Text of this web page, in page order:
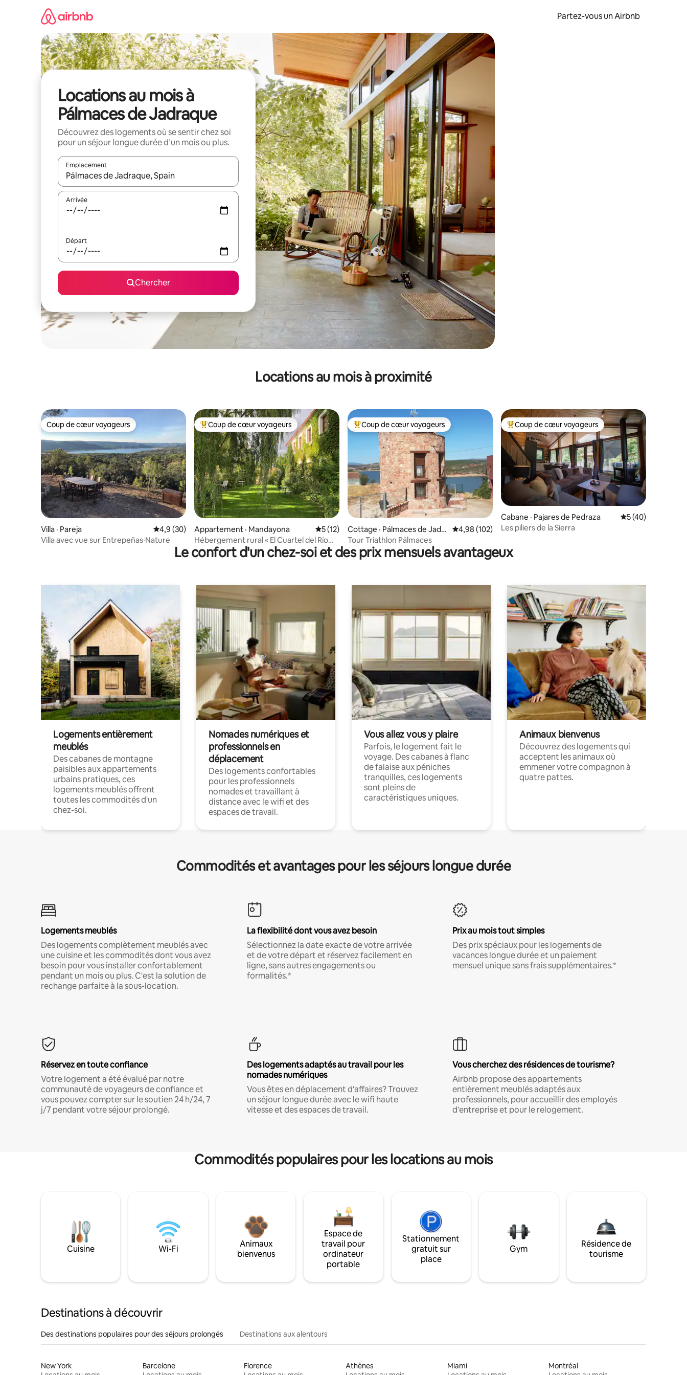
Partez-vous un Airbnb
Locations au mois à
Pálmaces de Jadraque
Découvrez des logements où se sentir chez soi
pour un séjour longue durée d’un mois ou plus.
Emplacement
Quand les résultats sont affichés, parcourez-les en utilisant les flèches vers le haut et vers le bas, ou en appuyant dessus et en les faisant glisser.
Arrivée
Départ
Chercher
Locations au mois à proximité
Coup de cœur voyageurs
Coup de cœur voyageurs
Villa · Pareja Note moyenne de 4,9 sur 5, 30 commentaires
4,9 (30)
Villa avec vue sur Entrepeñas·Nature
Coup de cœur voyageurs parmi les plus aimés
Coup de cœur voyageurs
Appartement · Mandayona Note moyenne de 5 sur 5, 12 commentaires
5 (12)
Hébergement rural « El Cuartel del Río
Dulce »
Coup de cœur voyageurs parmi les plus aimés
Coup de cœur voyageurs
Cottage · Pálmaces de Jadra
que
Note moyenne de 4,98 sur 5, 102 commentaires
4,98 (102)
Tour Triathlon Pálmaces
Coup de cœur voyageurs parmi les plus aimés
Coup de cœur voyageurs
Cabane · Pajares de Pedraza Note moyenne de
5 (40)
Les piliers de la Sierra
Le confort d'un chez-soi et des prix mensuels avantageux
Logements entièrement
meublés
Des cabanes de montagne
paisibles aux appartements
urbains pratiques, ces
logements meublés offrent
toutes les commodités d'un
chez-soi.
Nomades numériques et
professionnels en
déplacement
Des logements confortables
pour les professionnels
nomades et travaillant à
distance avec le wifi et des
espaces de travail.
Vous allez vous y plaire
Parfois, le logement fait le
voyage. Des cabanes à flanc
de falaise aux péniches
tranquilles, ces logements
sont pleins de
caractéristiques uniques.
Animaux bienvenus
Découvrez des logements qui
acceptent les animaux où
emmener votre compagnon à
quatre pattes.
Commodités et avantages pour les séjours longue durée
Logements meublés
Des logements complètement meublés avec
une cuisine et les commodités dont vous avez
besoin pour vous installer confortablement
pendant un mois ou plus. C'est la solution de
rechange parfaite à la sous-location.
La flexibilité dont vous avez besoin
Sélectionnez la date exacte de votre arrivée
et de votre départ et réservez facilement en
ligne, sans autres engagements ou
formalités.*
Prix au mois tout simples
Des prix spéciaux pour les logements de
vacances longue durée et un paiement
mensuel unique sans frais supplémentaires.*
Réservez en toute confiance
Votre logement a été évalué par notre
communauté de voyageurs de confiance et
vous pouvez compter sur le soutien 24 h/24, 7
j/7 pendant votre séjour prolongé.
Des logements adaptés au travail pour les
nomades numériques
Vous êtes en déplacement d'affaires? Trouvez
un séjour longue durée avec le wifi haute
vitesse et des espaces de travail.
Vous cherchez des résidences de tourisme?
Airbnb propose des appartements
entièrement meublés adaptés aux
professionnels, pour accueillir des employés
d'entreprise et pour le relogement.
Commodités populaires pour les locations au mois
Cuisine Wi-Fi
Animaux
bienvenus
Espace de
travail pour
ordinateur
portable
Stationnement
gratuit sur
place
Gym
Résidence de
tourisme
Destinations à découvrir
Des destinations populaires pour des séjours prolongés Destinations aux alentours
New York
Barcelone
Florence
Athènes
Miami
Montréal